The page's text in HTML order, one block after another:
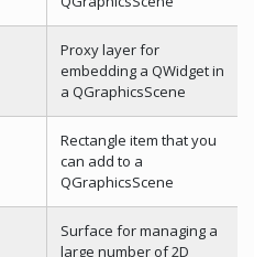
Proxy layer for
embedding a QWidget in
a QGraphicsScene
Rectangle item that you
can add to a
QGraphicsScene
Surface for managing a
large number of 2D